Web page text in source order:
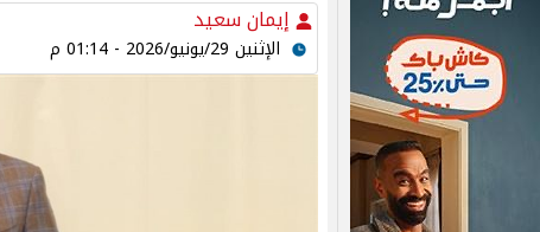
إيمان سعيد
الإثنين 29/يونيو/2026 - 01:14 م